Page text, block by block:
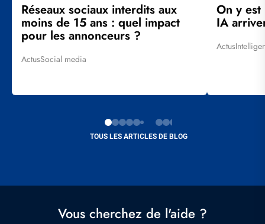
TOUS LES ARTICLES DE BLOG
mise
à
jour
Réseaux sociaux interdits aux
moins de 15 ans : quel impact
pour les annonceurs ?
Tags
ActusSocial media
mise
à
jour
On y
IA
Tags
Actus
Vous cherchez de l'aide ?